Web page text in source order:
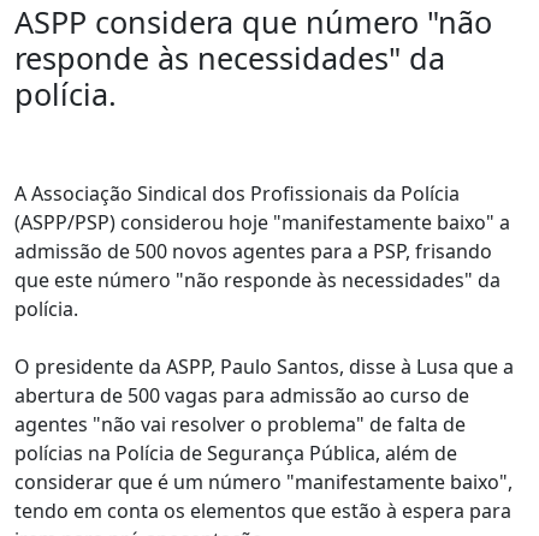
ASPP considera que número "não
responde às necessidades" da
polícia.
A Associação Sindical dos Profissionais da Polícia
(ASPP/PSP) considerou hoje "manifestamente baixo" a
admissão de 500 novos agentes para a PSP, frisando
que este número "não responde às necessidades" da
polícia.
O presidente da ASPP, Paulo Santos, disse à Lusa que a
abertura de 500 vagas para admissão ao curso de
agentes "não vai resolver o problema" de falta de
polícias na Polícia de Segurança Pública, além de
considerar que é um número "manifestamente baixo",
tendo em conta os elementos que estão à espera para